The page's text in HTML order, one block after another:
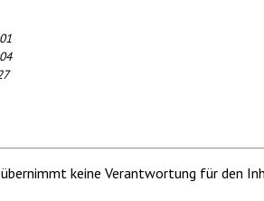
keine Verantwortung für den